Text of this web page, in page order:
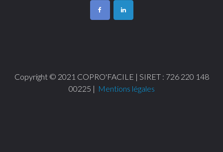
Copyright © 2021 COPRO'FACILE | SIRET : 726 220 148
00225 | Mentions légales